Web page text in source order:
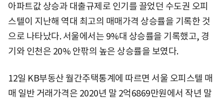
아파트값 상승과 대출규제로 인기를 끌었던 수도권 오피
스텔이 지난해 역대 최고의 매매가격 상승률을 기록한 것
으로 나타났다. 서울에서는 9%대 상승률을 기록했고, 경
기와 인천은 20% 안팎의 높은 상승률을 보였다.
12일 KB부동산 월간주택통계에 따르면 서울 오피스텔 매
매 일반 거래가격은 2020년 말 2억6869만원에서 작년 말